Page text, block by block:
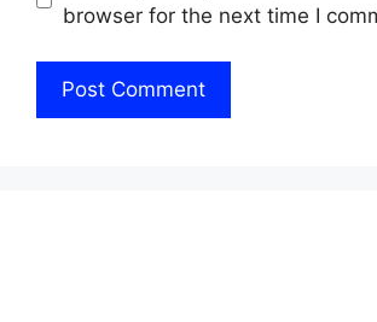
browser for the next time I